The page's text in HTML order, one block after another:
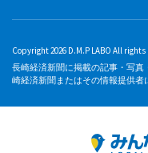
Copyright 2026 D.M.P LABO All rights
長崎経済新聞に掲載の記事・写
崎経済新聞またはその情報提供者